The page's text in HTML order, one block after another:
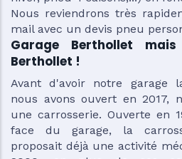
Nous reviendrons très
mail avec un devis pneu
Garage Berthollet
Berthollet !
Avant d'avoir notre garage
nous avons ouvert en 2017,
une carrosserie. Ouverte en
face du garage, la
proposait déjà une activité